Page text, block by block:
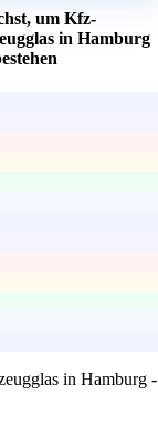
um Kfz-
in Hamburg
in Hamburg -